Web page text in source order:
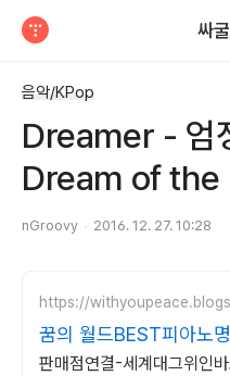
싸
음악/KPop
Dreamer - 엄
Dream of
nGroovy 2016. 12. 27. 10:28
https://
꿈의 월드BEST피아노
판매점연결-세계대그위인